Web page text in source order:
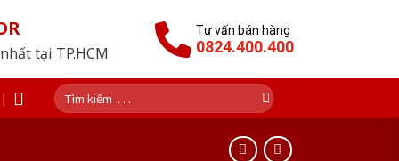
tại TP.HCM
Tư vấn bán hàng
0824.400.400
Tìm
kiếm: